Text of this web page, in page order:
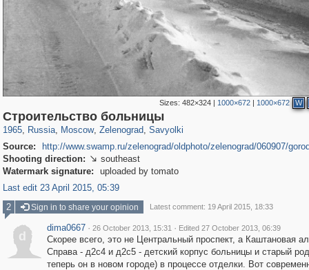
Sizes: 482×324| 1000×672| 1000×672 W
Строительство больницы
1965, Russia
1,407,714 29,262
, Moscow
319,968 8,295
, Zelenograd
4,223 17
, Savyolki
1,321
Source:
http://www.swamp.ru/zelenograd/oldphoto/zelenograd/060907/
Shooting direction:  southeast
Watermark signature:
uploaded by tomato
Last edit 23 April 2015, 05:39
2
Sign in to share your opinion Latest comment: 19 April 2015, 18:33
d
dima0667 · 26 October 2013, 15:31 · Edited 27 October 2013, 06:39
Скорее всего, это не Центральный проспект, а Каштановая
Справа - д2с4 и д2с5 - детский корпус больницы и старый
теперь он в новом городе) в процессе отделки. Вот